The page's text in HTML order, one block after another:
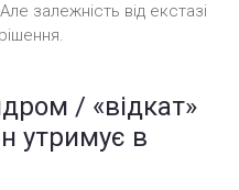
залежність від екстазі
/ «відкат»
утримує в